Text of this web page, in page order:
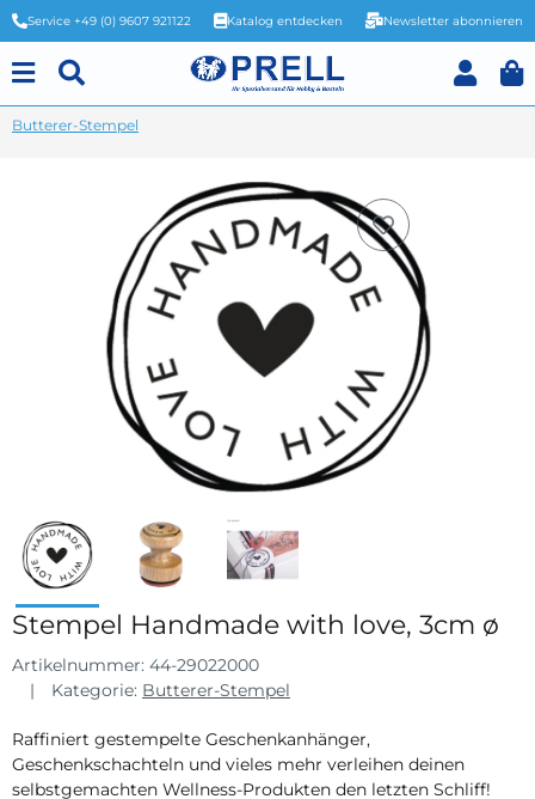
Service +49 (0) 9607 921122 Katalog entdecken Newsletter abonnieren
Butterer-Stempel
Stempel Handmade with love, 3cm ø
Artikelnummer: 44-29022000
Kategorie: Butterer-Stempel
Raffiniert gestempelte Geschenkanhänger,
Geschenkschachteln und vieles mehr verleihen deinen
selbstgemachten Wellness-Produkten den letzten Schliff!